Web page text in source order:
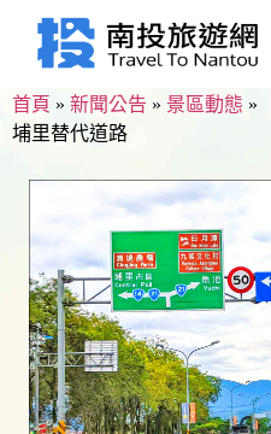
首頁 » 新聞公告 » 景區動態 »
埔里替代道路